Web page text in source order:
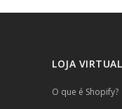
LOJA
O que é Shopify?